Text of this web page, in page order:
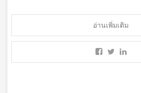
อ่านเพิ่มเติม